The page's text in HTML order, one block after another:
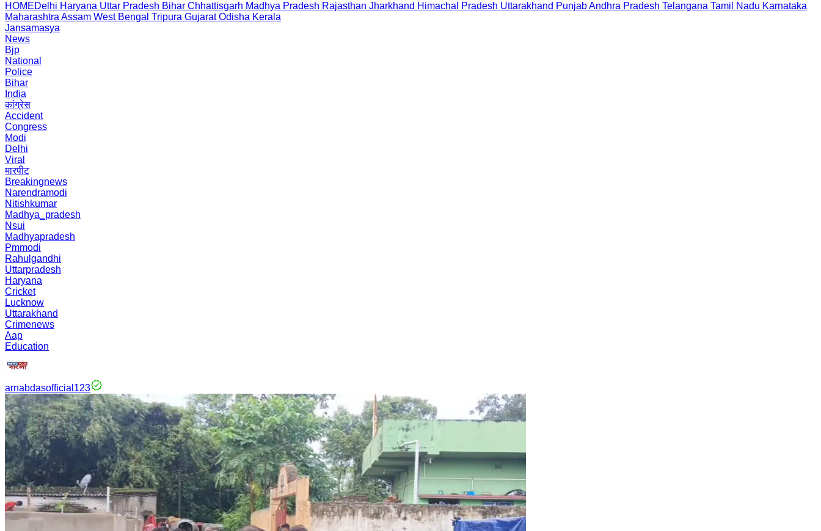
HOMEDelhi Haryana Uttar Pradesh Bihar Chhattisgarh Madhya Pradesh Rajasthan Jharkhand Himachal Pradesh Uttarakhand PunjabAndhra Pradesh Telangana Tamil Nadu Karnataka
Maharashtra Assam West Bengal Tripura Gujarat Odisha Kerala
Jansamasya
News
Bjp
National
Police
Bihar
India
कांग्रेस
Accident
Congress
Modi
Delhi
Viral
मारपीट
Breakingnews
Narendramodi
Nitishkumar
Madhya_pradesh
Nsui
Madhyapradesh
Pmmodi
Rahulgandhi
Uttarpradesh
Haryana
Cricket
Lucknow
Uttarakhand
Crimenews
Aap
Education
arnabdasofficial123